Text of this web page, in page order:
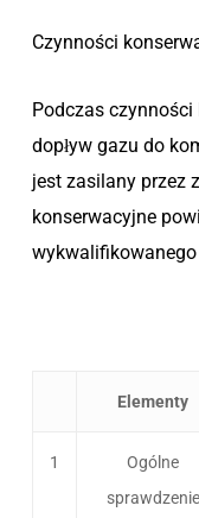
Czynności
Podczas
dopływ gazu do
jest zasilany przez
konserwacyjne
Elementy
1
Ogólne
sprawdzenie